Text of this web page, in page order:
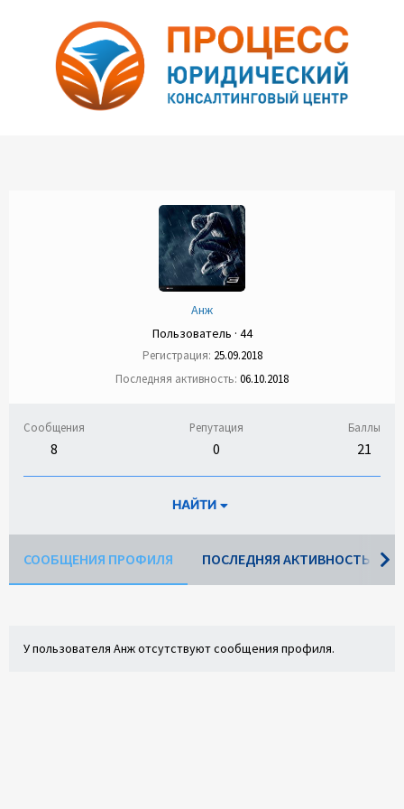
Анж
Пользователь · 44
Регистрация 25.09.2018
Последняя активность 06.10.2018
Сообщения
8
Репутация
0
Баллы
21
НАЙТИ
СООБЩЕНИЯ ПРОФИЛЯ ПОСЛЕДНЯЯ АКТИВНОСТЬ
У пользователя Анж отсутствуют сообщения профиля.